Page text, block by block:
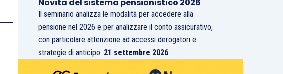
Novità del sistema pensionistico 2026
Il seminario analizza le modalità per accedere alla
pensione nel 2026 e per analizzare il conto assicurativo,
con particolare attenzione ad accessi derogatori e
strategie di anticipo. 21 settembre 2026